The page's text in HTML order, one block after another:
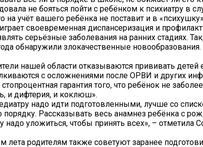
не бояться пойти с ребёнком к психиатру в
на учёт вашего ребёнка не поставит и в
своевременная диспансеризация и
серьёзные заболевания на ранних стадиях.
обнаружили злокачественные новообразования.
нашей области отказываются прививать
с осложнениями после ОРВИ и других
гарантия того, что ребёнок не
и дифтерия, и коклюш».
надо идти подготовленными, лучше со
порядку. Рассказывать весь анамнез ребёнка с
надо уложиться, чтобы принять всех», – отметила
лета родителям также советуют заранее